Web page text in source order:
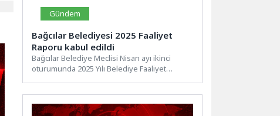
Gündem
Bağcılar Belediyesi 2025 Faaliyet
Raporu kabul edildi
Bağcılar Belediye Meclisi Nisan ayı ikinci
oturumunda 2025 Yılı Belediye Faaliyet